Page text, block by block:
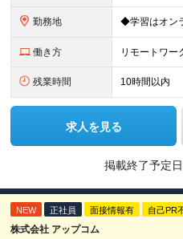
勤務地
働き方 リモートワー
残業時間 10時間以内
求人を見る
掲載終了予定日
NEW 正社員 面接情報有 自己PR
株式会社 アップコム